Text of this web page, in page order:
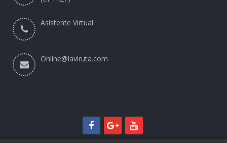
INFORMACIÓN
Mapa del Sitio
CONTACTO